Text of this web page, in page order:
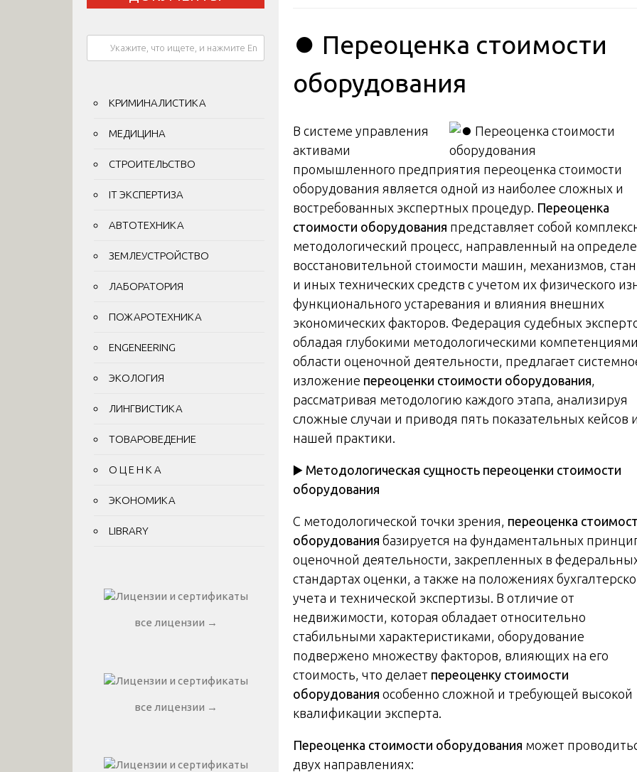
⏺️ Переоценка стоимости
оборудования
В системе управления
активами
промышленного предприятия переоценка стоимости
оборудования является одной из наиболее сложных и
востребованных экспертных процедур. Переоценка
стоимости оборудования представляет собой
методологический процесс, направленный на
восстановительной стоимости машин, механизмов,
и иных технических средств с учетом их физического
функционального устаревания и влияния внешних
экономических факторов. Федерация судебных
обладая глубокими методологическими
области оценочной деятельности, предлагает
изложение переоценки стоимости оборудования
рассматривая методологию каждого этапа, анализируя
сложные случаи и приводя пять показательных кейсов
нашей практики.
▶ ️ Методологическая сущность переоценки стоимости
оборудования
С методологической точки зрения, переоценка
оборудования базируется на фундаментальных
оценочной деятельности, закрепленных в
стандартах оценки, а также на положениях
учета и технической экспертизы. В отличие от
недвижимости, которая обладает относительно
стабильными характеристиками, оборудование
подвержено множеству факторов, влияющих на его
стоимость, что делает переоценку стоимости
оборудования особенно сложной и требующей высокой
квалификации эксперта.
Переоценка стоимости оборудования может
двух направлениях:
КРИМИНАЛИСТИКА
МЕДИЦИНА
СТРОИТЕЛЬСТВО
IT ЭКСПЕРТИЗА
АВТОТЕХНИКА
ЗЕМЛЕУСТРОЙСТВО
ЛАБОРАТОРИЯ
ПОЖАРОТЕХНИКА
ENGENEERING
ЭКОЛОГИЯ
ЛИНГВИСТИКА
ТОВАРОВЕДЕНИЕ
О Ц Е Н К А
ЭКОНОМИКА
LIBRARY
все лицензии →
все лицензии →